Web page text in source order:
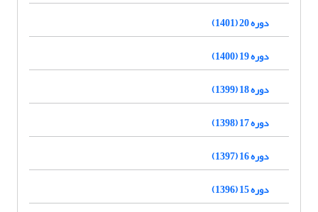
دوره 20 (1401)
دوره 19 (1400)
دوره 18 (1399)
دوره 17 (1398)
دوره 16 (1397)
دوره 15 (1396)